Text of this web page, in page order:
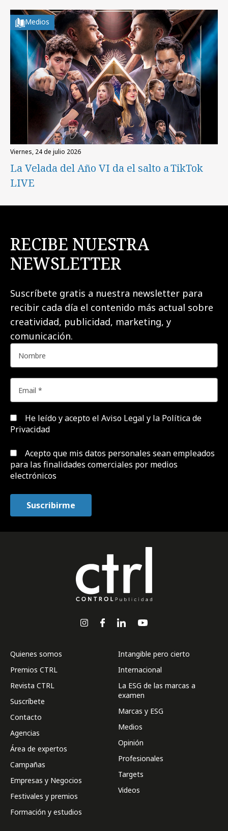
Medios
viernes, 24 de julio 2026
La Velada del Año VI da el salto a TikTok
LIVE
RECIBE NUESTRA
NEWSLETTER
Suscríbete gratis a nuestra newsletter para
recibir cada día el contenido más actual sobre
creatividad, publicidad, marketing, y
comunicación.
He leído y acepto el Aviso Legal y la Política de
Privacidad
Acepto que mis datos personales sean empleados
para las finalidades comerciales por medios
electrónicos
Quienes somos
Premios CTRL
Revista CTRL
Suscríbete
Contacto
Agencias
Área de expertos
Campañas
Empresas y Negocios
Festivales y premios
Formación y estudios
Intangible pero cierto
Internacional
La ESG de las marcas a
examen
Marcas y ESG
Medios
Opinión
Profesionales
Targets
Videos